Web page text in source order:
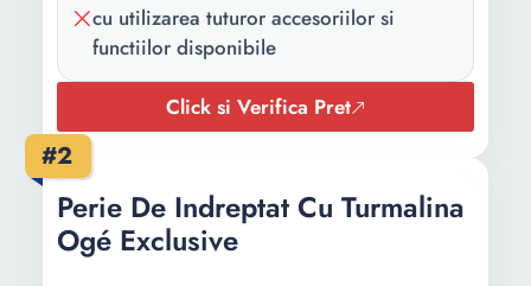
temperatura:
Tip alimentare: La retea
cu utilizarea tuturor accesoriilor si
functiilor disponibile
Click si Verifica Pret
#2
Perie De Indreptat Cu Turmalina
Ogé Exclusive